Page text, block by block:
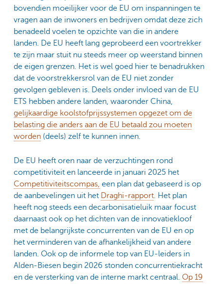
bovendien moeilijker voor de EU om inspanningen te
vragen aan de inwoners en bedrijven omdat deze zich
benadeeld voelen te opzichte van die in andere
landen. De EU heeft lang geprobeerd een voortrekker
te zijn maar stuit nu steeds meer op weerstand binnen
de eigen grenzen. Het is wel goed hier te benadrukken
dat de voorstrekkersrol van de EU niet zonder
gevolgen gebleven is. Deels onder invloed van de EU
ETS hebben andere landen, waaronder China,
gelijkaardige koolstofprijssystemen opgezet om de
belasting die anders aan de EU betaald zou moeten
worden (deels) zelf te kunnen innen.
De EU heeft oren naar de verzuchtingen rond
competitiviteit en lanceerde in januari 2025 het
Competitiviteitscompas, een plan dat gebaseerd is op
de aanbevelingen uit het Draghi-rapport. Het plan
heeft nog steeds een decarbonisatieluik maar focust
daarnaast ook op het dichten van de innovatiekloof
met de belangrijkste concurrenten van de EU en op
het verminderen van de afhankelijkheid van andere
landen. Ook op de informele top van EU-leiders in
Alden-Biesen begin 2026 stonden concurrentiekracht
en de versterking van de interne markt centraal. Op 19